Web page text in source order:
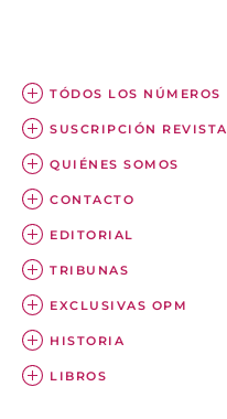
TÓDOS LOS NÚMEROS
SUSCRIPCIÓN REVISTA
QUIÉNES SOMOS
CONTACTO
EDITORIAL
TRIBUNAS
EXCLUSIVAS OPM
HISTORIA
LIBROS